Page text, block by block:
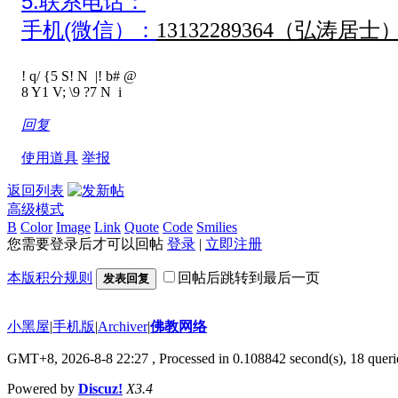
手机(微信）： 13132289364（弘涛居士）
! q/ {5 S! N |! b# @
8 Y1 V; \9 ?7 N i
回复
使用道具 举报
返回列表
高级模式
B Color Image Link Quote Code Smilies
您需要登录后才可以回帖 登录 | 立即注册
本版积分规则 发表回复 回帖后跳转到最后一页
小黑屋|手机版|Archiver|佛教网络
GMT+8, 2026-8-8 22:27 , Processed in 0.108842 second(s), 18
Powered by Discuz! X3.4